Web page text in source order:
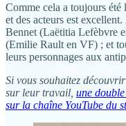
Comme cela a toujours été
et des acteurs est
Bennet (Laëtitia Lefèbvre
(Emilie Rault en VF) ; et
leurs personnages aux
Si vous souhaitez
sur leur travail, une
sur la chaîne YouTube du